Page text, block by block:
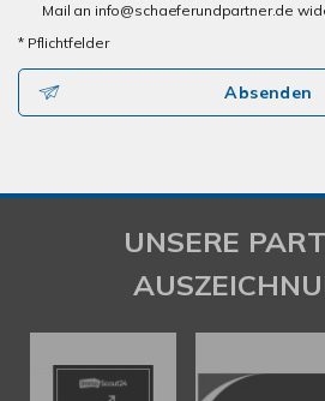
Mail an info@schaeferundpartner.de
* Pflichtfelder
Absenden
UNSERE